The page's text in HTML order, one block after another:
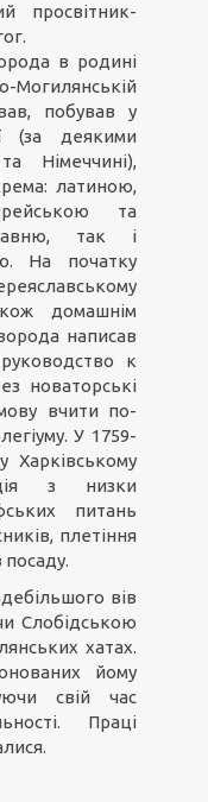
просвітник-
в родині
побував у
(за деякими
Німеччині),
латиною,
та
так і
На початку
домашнім
написав
к
новаторські
вчити по-
У 1759-
з низки
питань
плетіння
посаду.
вів
Слобідською
хатах.
йому
свій час
Праці